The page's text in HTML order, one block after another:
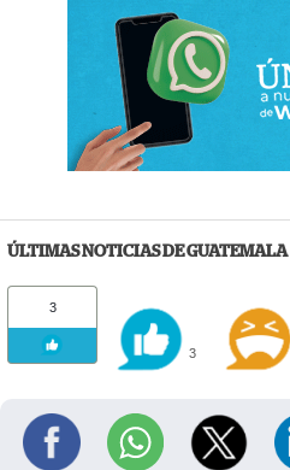
ÚLTIMAS NOTICIAS DE GUATEMALA
3
3